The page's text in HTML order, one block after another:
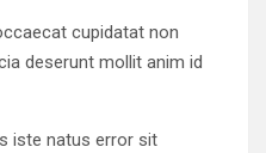
cupidatat non
deserunt mollit anim id
iste natus error sit